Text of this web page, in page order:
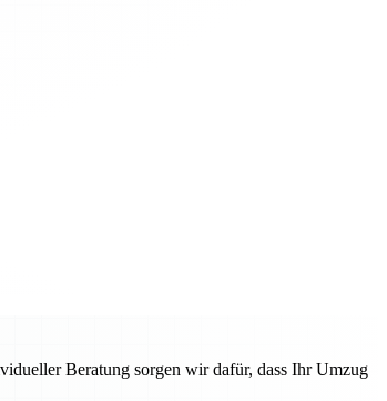
Beratung sorgen wir dafür, dass Ihr Umzug